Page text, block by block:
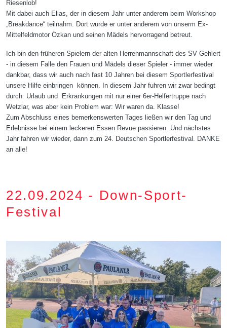
Riesenlob!
Mit dabei auch Elias, der in diesem Jahr unter anderem beim Workshop
„Breakdance“ teilnahm. Dort wurde er unter anderem von unserm Ex-
Mittelfeldmotor Özkan und seinen Mädels hervorragend betreut.
Ich bin den früheren Spielern der alten Herrenmannschaft des SV Gehlert
- in diesem Falle den Frauen und Mädels dieser Spieler - immer wieder
dankbar, dass wir auch nach fast 10 Jahren bei diesem Sportlerfestival
unsere Hilfe einbringen können. In diesem Jahr fuhren wir zwar bedingt
durch Urlaub und Erkrankungen mit nur einer 6er-Helfertruppe nach
Wetzlar, was aber kein Problem war: Wir waren da. Klasse!
Zum Abschluss eines bemerkenswerten Tages ließen wir den Tag und
Erlebnisse bei einem leckeren Essen Revue passieren. Und nächstes
Jahr fahren wir wieder, dann zum 24. Deutschen Sportlerfestival. DANKE
an alle!
22.09.2024 - Down-Sport-
Festival